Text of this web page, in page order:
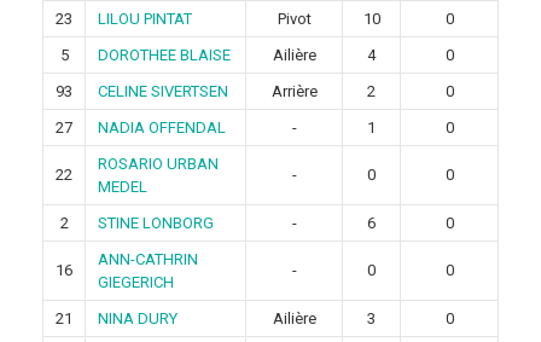
23 LILOU PINTAT Pivot 10
0
5
DOROTHEE BLAISE Ailière 4
0
93
CELINE SIVERTSEN Arrière 2
0
27
NADIA OFFENDAL - 1 0
22
ROSARIO URBAN
MEDEL
- 0 0
2 STINE LONBORG - 6 0
16
ANN-CATHRIN
GIEGERICH
- 0 0
21 NINA DURY Ailière 3 0